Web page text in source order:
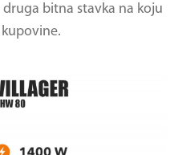
bitna stavka na koju